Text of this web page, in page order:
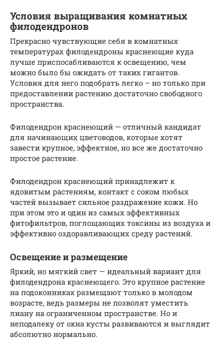
Условия выращивания комнатных
филодендронов
Прекрасно чувствующие себя в комнатных
температурах филодендроны краснеющие куда
лучше приспосабливаются к освещению, чем
можно было бы ожидать от таких гигантов.
Условия для него подобрать легко – но только при
предоставлении растению достаточно свободного
пространства.
Филодендрон краснеющий — отличный кандидат
для начинающих цветоводов, которые хотят
завести крупное, эффектное, но все же достаточно
простое растение.
Филодендрон краснеющий принадлежит к
ядовитым растениям, контакт с соком любых
частей вызывает сильное раздражение кожи. Но
при этом это и один из самых эффективных
фитофильтров, поглощающих токсины из воздуха и
эффективно оздоравливающих среду растений.
Освещение и размещение
Яркий, но мягкий свет — идеальный вариант для
филодендрона краснеющего. Это крупное растение
на подоконниках размещают только в молодом
возрасте, ведь размеры не позволят уместить
лиану на ограниченном пространстве. Но и
неподалеку от окна кусты развиваются и выглядит
абсолютно нормально.